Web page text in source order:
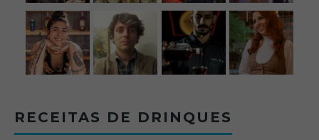
RECEITAS DE DRINQUES